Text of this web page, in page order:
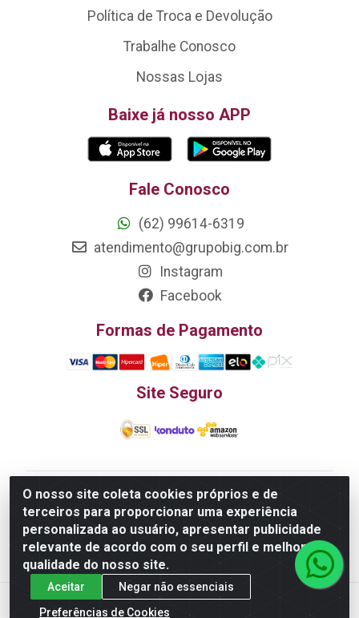
O nosso site coleta cookies próprios e de
terceiros para proporcionar uma experiência
personalizada ao usuário, apresentar publicidade
relevante de acordo com o seu perfil e melhorar a
qualidade do nosso site.
Aceitar
Negar não essenciais
Preferências de Cookies
Política de Troca e Devolução
Trabalhe Conosco
Nossas Lojas
Baixe já nosso APP
Fale Conosco
(62) 99614-6319
atendimento@grupobig.com.br
Instagram
Facebook
Formas de Pagamento
Site Seguro
Edn Utilidades Domésticas Importação e Exportação
LTDA - R. Edmundo Pinto da Cunha, LT APM 06, N 133 -
Res. Luiza Monteiro, Trindade - GO, 75385-000 - CNPJ
20.758.851.0045/26